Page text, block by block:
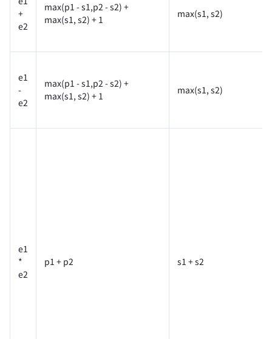
+
e2
max(p1 - s1,p2 - s2) +
max(s1, s2) + 1
max(s1, s2)
e1
-
e2
max(p1 - s1,p2 - s2) +
max(s1, s2) + 1
max(s1, s2)
e1
*
e2
p1 + p2 s1 + s2